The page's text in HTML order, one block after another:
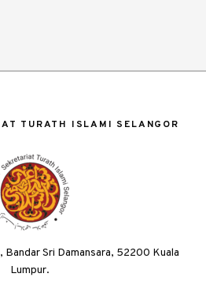
TURATH ISLAMI SELANGOR
Bandar Sri Damansara, 52200 Kuala
Lumpur.